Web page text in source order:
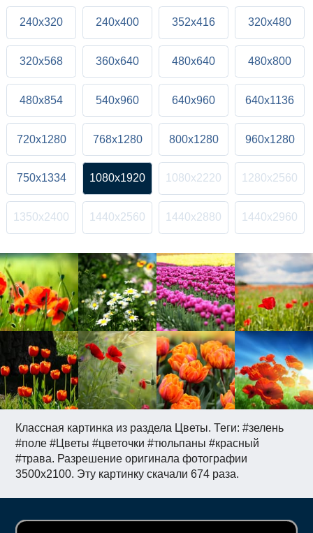
Классная картинка из раздела Цветы. Теги: #зелень
#поле #Цветы #цветочки #тюльпаны #красный
#трава. Разрешение оригинала фотографии
3500x2100. Эту картинку скачали 674 раза.
240x320 240x400 352x416 320x480
320x568 360x640 480x640 480x800
480x854 540x960 640x960 640x1136
720x1280 768x1280 800x1280 960x1280
750x1334 1080x1920 1080x2220 1280x2560
1350x2400 1440x2560 1440x2880 1440x2960